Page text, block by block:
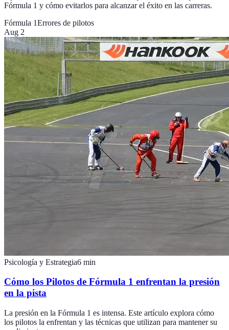
Fórmula 1 y cómo evitarlos para alcanzar el éxito en las carreras.
Fórmula 1Errores de pilotos
Aug 2
Psicología y Estrategia6 min
Cómo los Pilotos de Fórmula 1 enfrentan la presión
en la pista
La presión en la Fórmula 1 es intensa. Este artículo explora cómo
los pilotos la enfrentan y las técnicas que utilizan para mantener su